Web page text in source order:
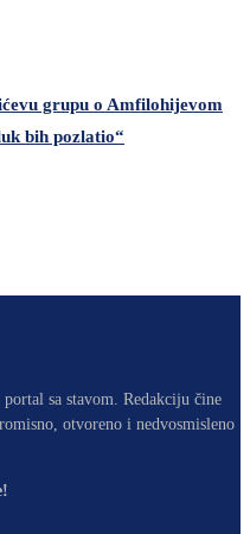
grupu o Amfilohijevom
bih pozlatio“
sa stavom. Redakciju čine
otvoreno i nedvosmisleno